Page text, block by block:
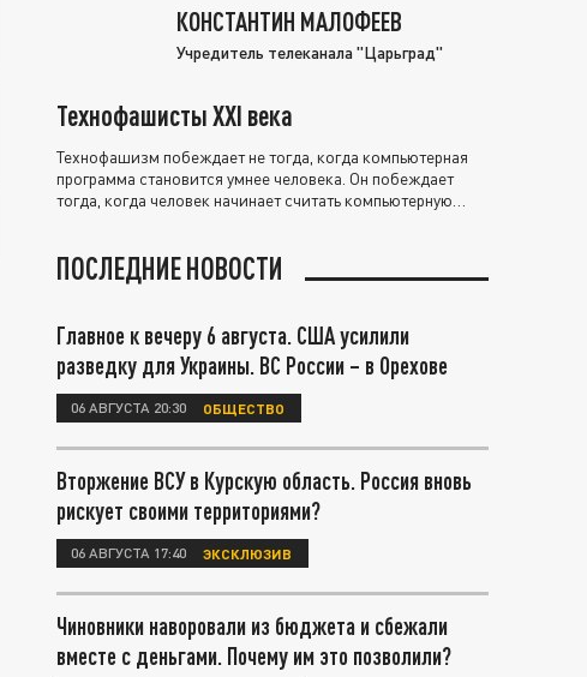
КОНСТАНТИН МАЛОФЕЕВ
Учредитель телеканала "Царьград"
Технофашисты XXI века
Технофашизм побеждает не тогда, когда компьютерная
программа становится умнее человека. Он побеждает
тогда, когда человек начинает считать компьютерную
ПОСЛЕДНИЕ НОВОСТИ
Главное к вечеру 6 августа. США усилили
разведку для Украины. ВС России – в Орехове
06 АВГУСТА 20:30 ОБЩЕСТВО
Вторжение ВСУ в Курскую область. Россия вновь
рискует своими территориями?
06 АВГУСТА 17:40 ЭКСКЛЮЗИВ
Чиновники наворовали из бюджета и сбежали
вместе с деньгами. Почему им это позволили?